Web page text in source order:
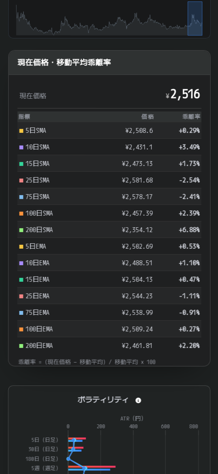
現在価格・移動平均乖離率
現在価格 ¥2,516
指標 価格 乖離率
5日SMA ¥2,508.6 +0.29%
10日SMA ¥2,431.1 +3.49%
15日SMA ¥2,473.13 +1.73%
25日SMA ¥2,581.68 -2.54%
75日SMA ¥2,578.17 -2.41%
100日SMA ¥2,457.39 +2.39%
200日SMA ¥2,354.12
+6.88%
5日EMA
¥2,502.69 +0.53%
10日EMA ¥2,488.51 +1.10%
15日EMA ¥2,504.13 +0.47%
25日EMA ¥2,544.23 -1.11%
75日EMA ¥2,538.99 -0.91%
100日EMA ¥2,509.24 +0.27%
200日EMA ¥2,461.81 +2.20%
乖離率 = (現在価格 − 移動平均) / 移動平均 × 100
Combination chart with 4 data series.
The chart has 1 X axis displaying categories.
The chart has 2 Y axes displaying ATR（%） and ATR（円）.
ATR（円）
5日（日足）
30日（日足）
180日（日足）
5週（週足）
0 600
200 400 800
ボラティリティ